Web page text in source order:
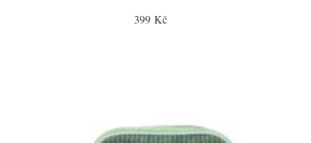
399 Kč